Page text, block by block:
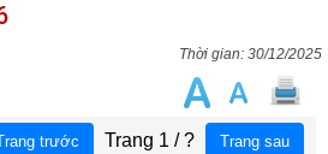
30/12/2025